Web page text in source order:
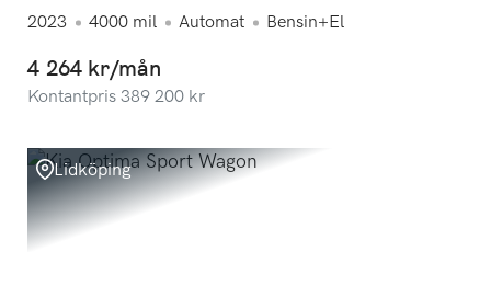
2023
4000 mil Automat Bensin+El
4 264 kr/mån
Kontantpris 389 200 kr
Lidköping